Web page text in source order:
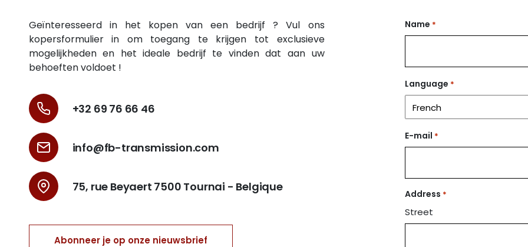
Geïnteresseerd in het kopen van een bedrijf ? Vul ons
kopersformulier in om toegang te krijgen tot exclusieve
mogelijkheden en het ideale bedrijf te vinden dat aan uw
behoeften voldoet !
+32 69 76 66 46
info@fb-transmission.com
75, rue Beyaert 7500 Tournai - Belgique
Abonneer je op onze nieuwsbrief
Name *
Language *
E-mail *
Address *
Street